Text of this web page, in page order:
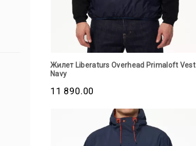
Жилет Liberaturs Overhead Primaloft Vest
Navy
11 890.00